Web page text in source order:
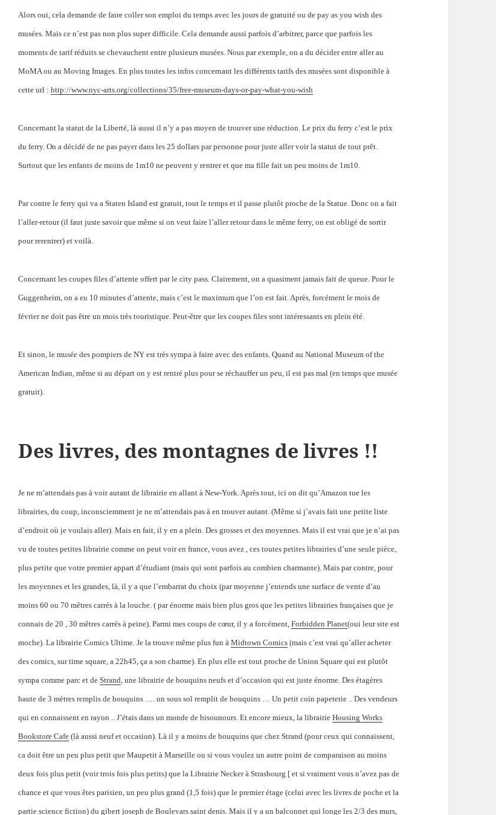
Alors oui, cela demande de faire coller son emploi du temps avec les jours de gratuité ou de pay as you wish des
musées. Mais ce n’est pas non plus super difficile.Cela demande aussi parfois d’arbitrer, parce que parfois les
moments de tarif réduits se chevauchent entre plusieurs musées. Nous par exemple, on a du décider entre aller au
MoMA ou au Moving Images.En plus toutes les infos concernant les différents tarifs des musées sont disponible à
cette url :http://www.nyc-arts.org/collections/35/free-museum-days-or-pay-what-you-wish
Concernant la statut de la Liberté, là aussi il n’y a pas moyen de trouver une réduction. Le prix du ferry c’est le prix
du ferry. On a décidé de ne pas payer dans les 25 dollars par personne pour juste aller voir la statut de tout prêt.
Surtout que les enfants de moins de 1m10 ne peuvent y rentrer et que ma fille fait un peu moins de 1m10.
Par contre le ferry qui va a Staten Island est gratuit, tout le temps et il passe plutôt proche de la Statue. Donc on a fait
l’aller-retour (il faut juste savoir que même si on veut faire l’aller retour dans le même ferry, on est obligé de sortir
pour rerentrer) et voilà.
Concernant les coupes files d’attente offert par le city pass. Clairement, on a quasiment jamais fait de queue. Pour le
Guggenheim,on a eu 10 minutes d’attente, mais c’est le maximum que l’on est fait. Après, forcément le mois de
février ne doit pas être un mois très touristique. Peut-être que les coupes files sont intéressants en plein été.
Et sinon, le musée des pompiers de NY est très sympa à faire avec des enfants. Quand au National Museum of the
American Indian, même si au départ on y est rentré plus pour seréchaufferun peu, il est pas mal (en temps que musée
gratuit).
Des livres, des montagnes de livres !!
Je ne m’attendais pas à voir autant de librairie en allant à New-York. Après tout, ici on dit qu’Amazon tue les
librairies, du coup, inconsciemment je ne m’attendais pas à en trouver autant. (Même si j’avais fait une petite liste
d’endroit où je voulais aller). Mais en fait, il y en a plein. Des grosses et des moyennes. Mais il est vrai que je n’ai pas
vu de toutes petites librairie comme on peut voir en france, vous avez , ces toutes petites librairies d’une seule pièce,
plus petite que votre premier appart d’étudiant (mais qui sont parfois au combien charmante). Mais par contre, pour
les moyennes et les grandes, là, il y a que l’embarrat du choix (par moyenne j’entends une surface de vente d’au
moins 60 ou 70 mêtres carrés à la louche. ( par énorme mais bien plus gros que les petites librairies françaises que je
connais de 20 , 30 mêtres carrés à peine). Parmi mes coups de cœur, il y a forcément,Forbidden Planet(oui leur site est
moche). La librairie Comics Ultime. Je la trouve même plus fun àMidtown Comics (mais c’est vrai qu’aller acheter
des comics, sur time square, a 22h45, ça a son charme). En plus elle est tout proche de Union Square qui est plutôt
sympa comme parc et deStrand , une librairie de bouquins neufs et d’occasion qui est juste énorme. Des étagères
haute de 3 mètres remplis de bouquins …. un sous sol remplit de bouquins … Un petit coin papeterie .. Des vendeurs
qui en connaissent en rayon ..J’étais dans un monde de bisounours. Et encore mieux, la librairieHousing Works
Bookstore Cafe (là aussi neuf et occasion). Là il y a moins de bouquins que chez Strand (pour ceux qui connaissent,
ca doit être un peu plus petit que Maupetit à Marseille ou si vous voulez un autre point de comparaison au moins
deux fois plus petit (voir trois fois plus petits) que la Librairie Necker à Strasbourg [ et si vraiment vous n’avez pas de
chance et que vous êtes parisien, un peu plus grand (1,5 fois) que le premier étage (celui avec les livres de poche et la
partie science fiction) du gibert joseph de Boulevars saint denis. Mais il y a un balconnet qui longe les 2/3 des murs,